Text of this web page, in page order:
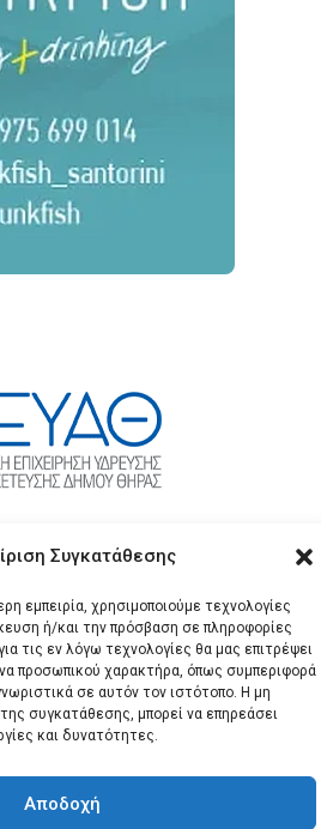
Συγκατάθεσης
εμπειρία, χρησιμοποιούμε τεχνολογίες
ή/και την πρόσβαση σε πληροφορίες
τις εν λόγω τεχνολογίες θα μας επιτρέψει
προσωπικού χαρακτήρα, όπως συμπεριφορά
σε αυτόν τον ιστότοπο. Η μη
συγκατάθεσης, μπορεί να επηρεάσει
και δυνατότητες.
Αποδοχή